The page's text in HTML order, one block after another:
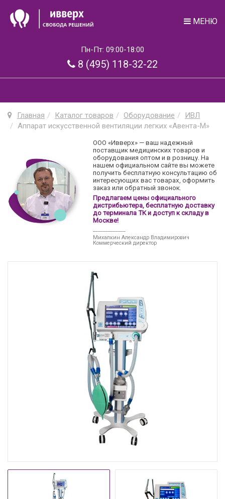
МЕНЮ
Пн-Пт: 09:00-18:00
8 (495) 118-32-22
Главная Каталог товаров Оборудование
ИВЛ
Аппарат искусственной вентиляции легких «Авента-М»
ООО «Ивверх» — ваш надежный
поставщик медицинских товаров и
оборудования оптом и в розницу. На
нашем официальном сайте вы можете
получить бесплатную консультацию об
интересующих вас товарах, оформить
заказ или обратный звонок.
Предлагаем цены официального
дистрибьютера, бесплатную доставку
до терминала ТК и доступ к складу в
Москве!
Михалкин Александр Владимирович
Коммерческий директор